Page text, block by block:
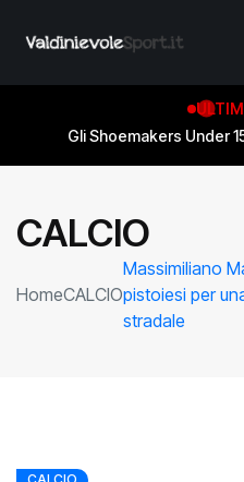
Gli Shoemakers Under
CALCIO
HomeCALCIO
Massimiliano
pistoiesi per
stradale